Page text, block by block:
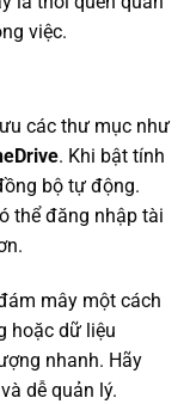
việc.
các thư mục như
. Khi bật tính
bộ tự động.
thể đăng nhập tài
mây một cách
hoặc dữ liệu
nhanh. Hãy
dễ quản lý.